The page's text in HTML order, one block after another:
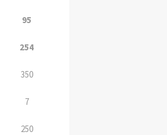
95
254
350
7
250